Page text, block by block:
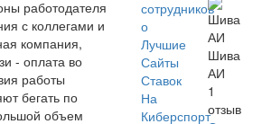
работодателя
с коллегами и
компания,
- оплата во
работы
бегать по
объем
сотрудников
о
Лучшие
Сайты
Ставок
На
Киберспорт
Шива
АИ
1
отзыв